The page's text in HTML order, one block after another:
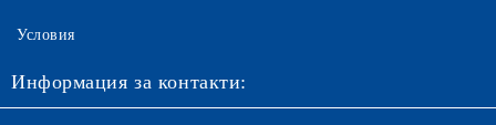
Условия
Информация за контакти: